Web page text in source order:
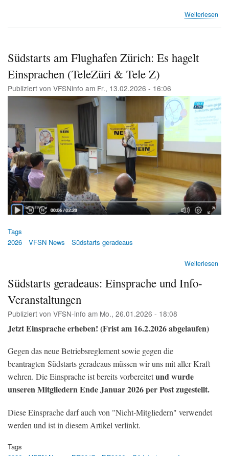
Weiterlesen
Südstarts am Flughafen Zürich: Es hagelt
Einsprachen (TeleZüri & Tele Z)
Publiziert von VFSNinfo am Fr., 13.02.2026 - 16:06
Tags
2026
VFSN News Südstarts geradeaus
Weiterlesen
Südstarts geradeaus: Einsprache und Info-
Veranstaltungen
Publiziert von VFSN-info am Mo., 26.01.2026 - 18:08
Jetzt Einsprache erheben! (Frist am 16.2.2026 abgelaufen)
Gegen das neue Betriebsreglement sowie gegen die
beantragten Südstarts geradeaus müssen wir uns mit aller Kraft
wehren. Die Einsprache ist bereits vorbereitetund wurde
unseren Mitgliedern Ende Januar 2026 per Post zugestellt.
Diese Einsprache darf auch von "Nicht-Mitgliedern" verwendet
werden und ist in diesem Artikel verlinkt.
Tags